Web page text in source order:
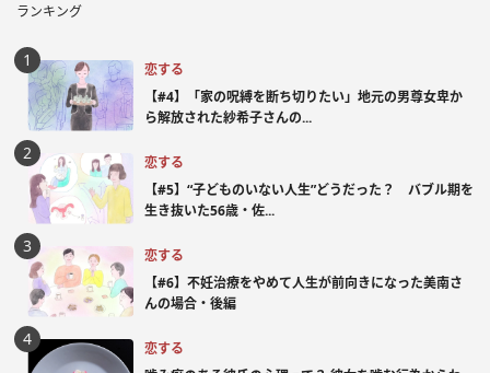
ランキング
恋する
【#4】「家の呪縛を断ち切りたい」地元の男尊女卑か
ら解放された紗希子さんの...
恋する
【#5】“子どものいない人生”どうだった？ バブル期を
生き抜いた56歳・佐...
恋する
【#6】不妊治療をやめて人生が前向きになった美南さ
んの場合・後編
恋する